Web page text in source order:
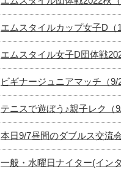
エムスタイルカップ女子D（
エムスタイル女子D団体戦
ビギナージュニアマッチ（9/
テニスで遊ぼう♪親子レク（
本日9/7昼間のダブルス交流
一般・水曜日ナイター(イン